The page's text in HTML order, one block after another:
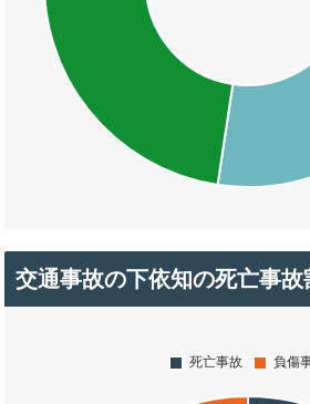
交通事故の下依知の死亡事故